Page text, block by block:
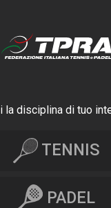
la disciplina di tuo
TENNIS
PADEL